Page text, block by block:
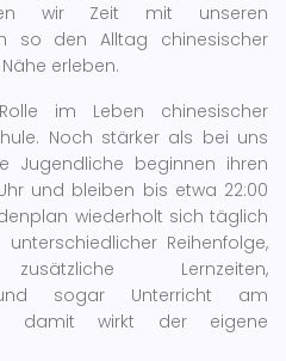
wir Zeit mit unseren
so den Alltag chinesischer
erleben.
im Leben chinesischer
Noch stärker als bei uns
Jugendliche beginnen ihren
und bleiben bis etwa 22:00
wiederholt sich täglich
Reihenfolge,
Lernzeiten,
und sogar Unterricht am
damit wirkt der eigene